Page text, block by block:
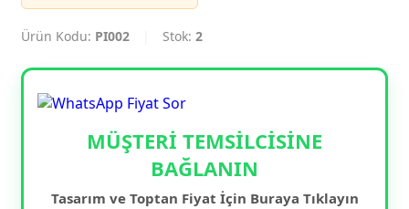
Ürün Kodu: PI002 Stok: 2
MÜŞTERİ TEMSİLCİSİNE
BAĞLANIN
Tasarım ve Toptan Fiyat İçin Buraya Tıklayın